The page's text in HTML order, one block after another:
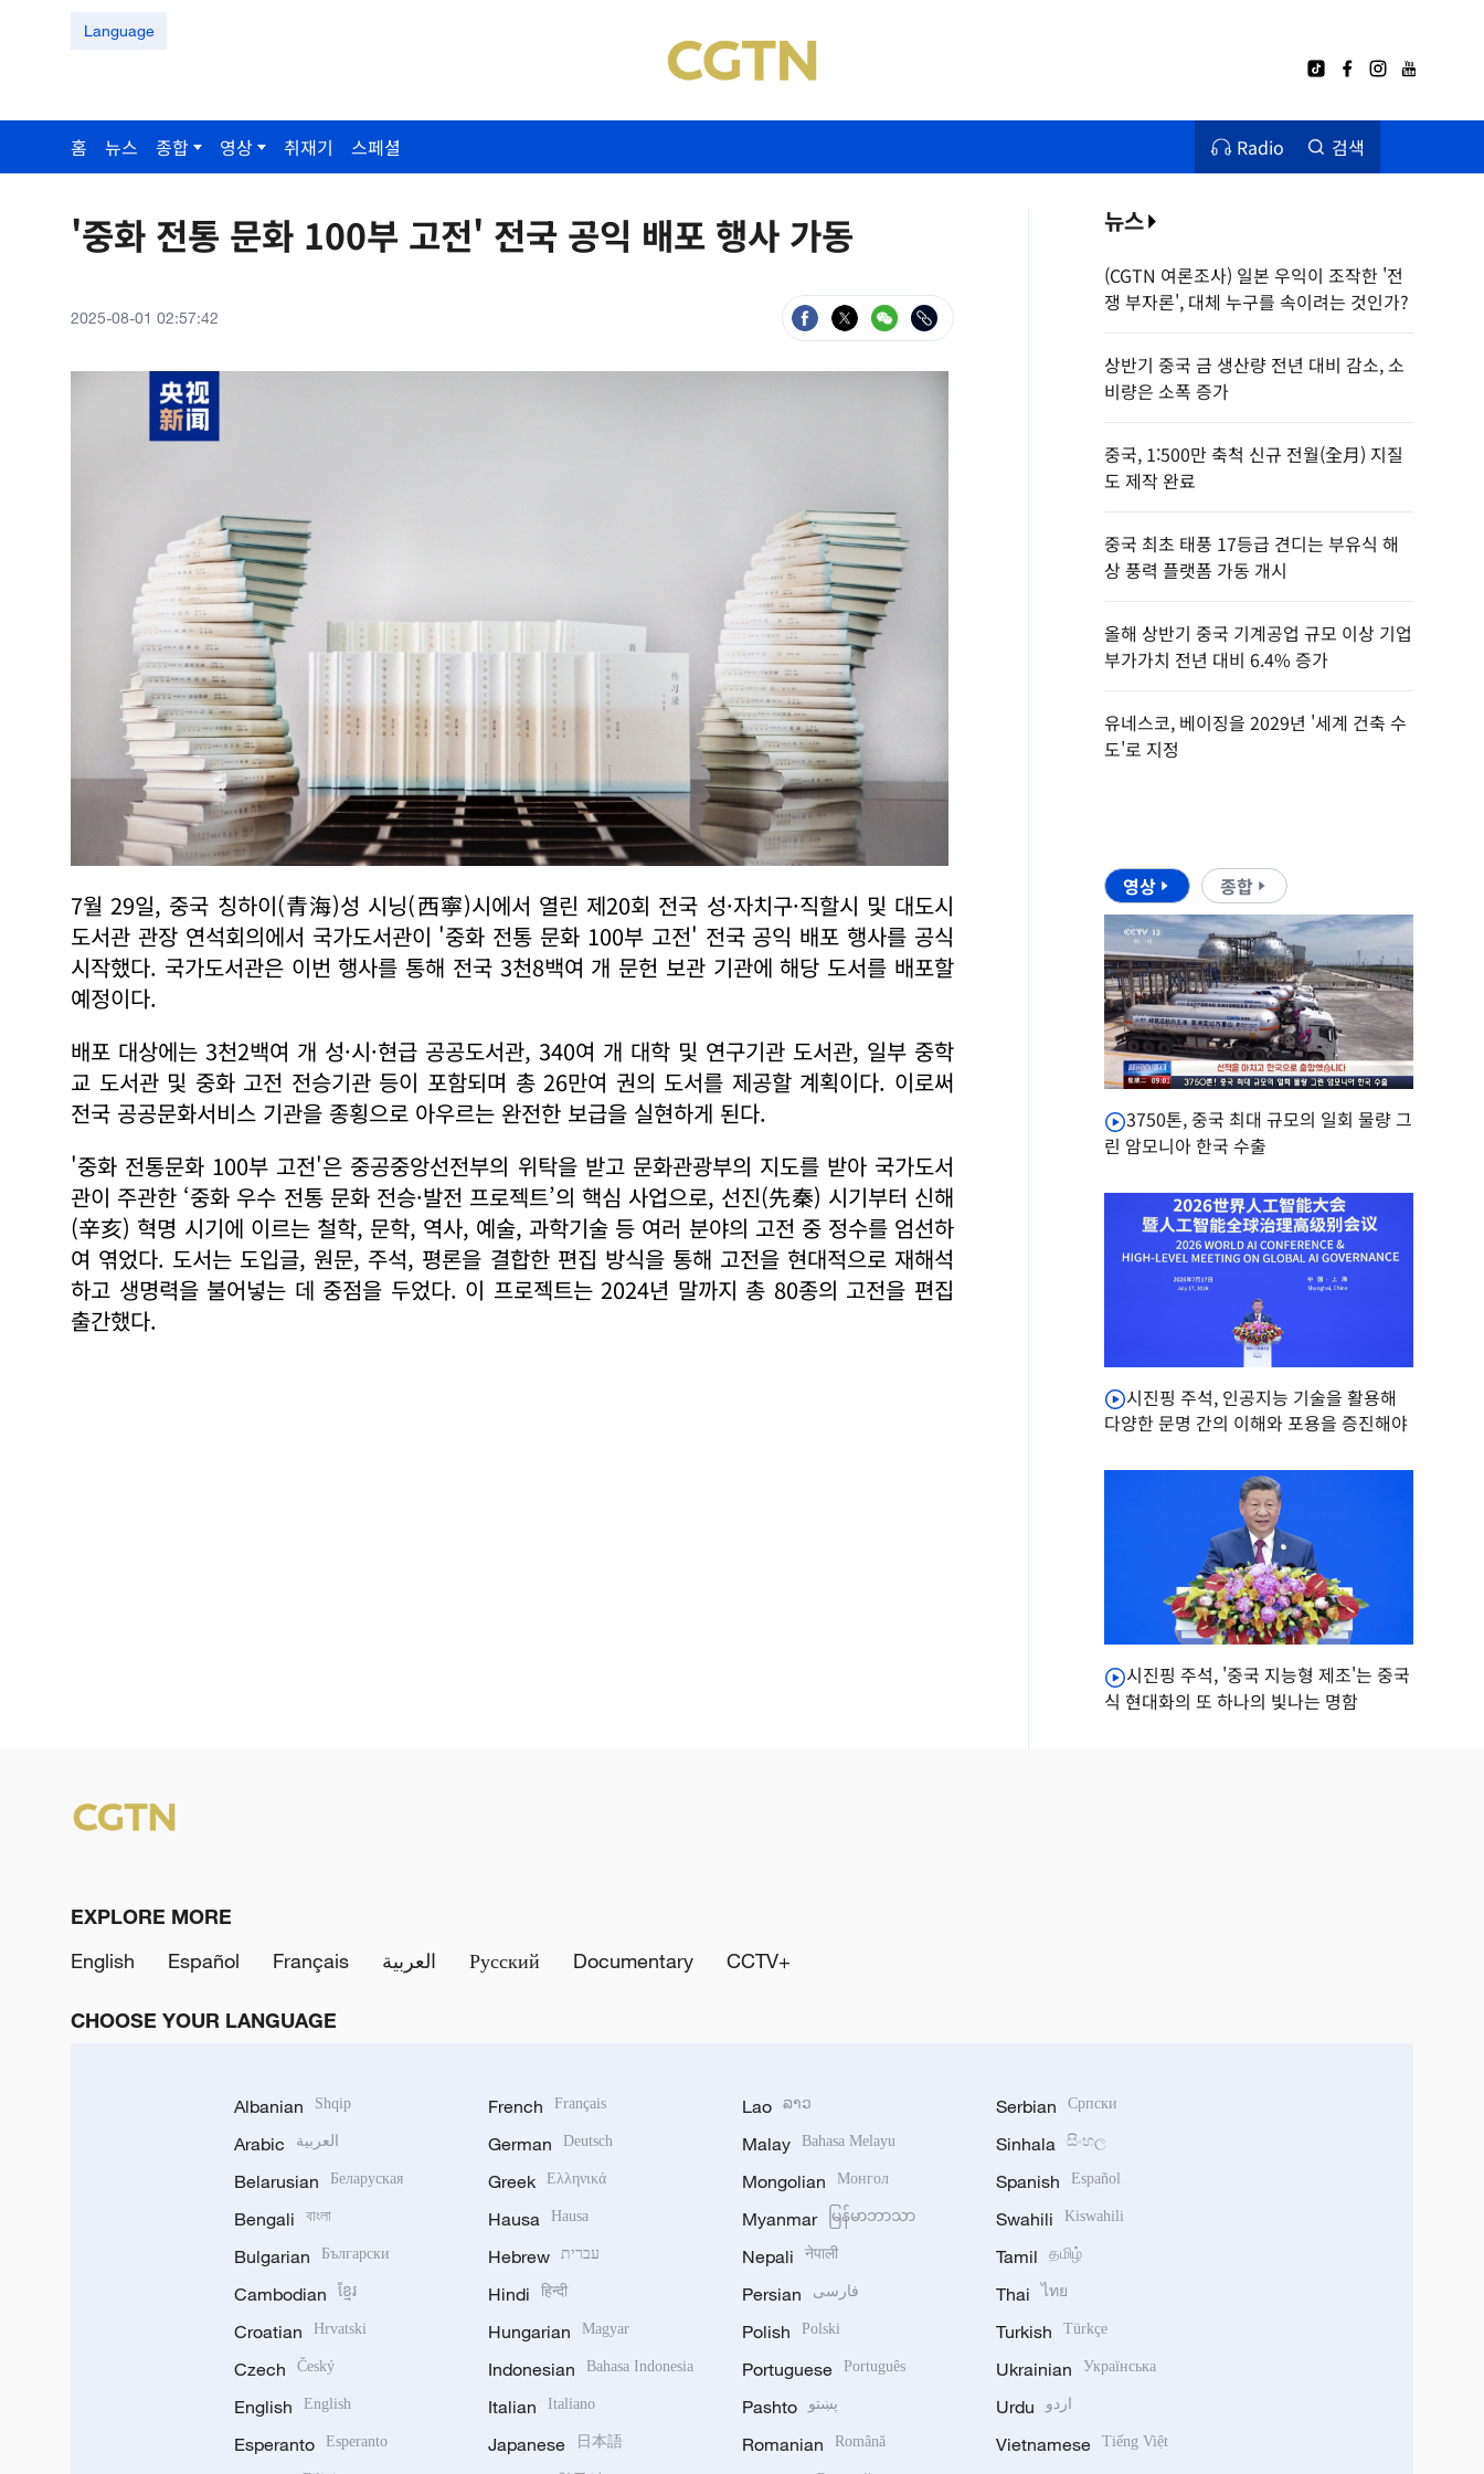
Language
홈 뉴스 종합 영상 취재기 스페셜 Radio 검색
'중화 전통 문화 100부 고전' 전국 공익 배포 행사 가동
2025-08-01 02:57:42
7월 29일, 중국 칭하이(青海)성 시닝(西寧)시에서 열린 제20회 전국 성·자치구·직할시 및 대도시
도서관 관장 연석회의에서 국가도서관이 '중화 전통 문화 100부 고전' 전국 공익 배포 행사를 공식
시작했다. 국가도서관은 이번 행사를 통해 전국 3천8백여 개 문헌 보관 기관에 해당 도서를 배포할
예정이다.
배포 대상에는 3천2백여 개 성·시·현급 공공도서관, 340여 개 대학 및 연구기관 도서관, 일부 중학
교 도서관 및 중화 고전 전승기관 등이 포함되며 총 26만여 권의 도서를 제공할 계획이다. 이로써
전국 공공문화서비스 기관을 종횡으로 아우르는 완전한 보급을 실현하게 된다.
'중화 전통문화 100부 고전'은 중공중앙선전부의 위탁을 받고 문화관광부의 지도를 받아 국가도서
관이 주관한 ‘중화 우수 전통 문화 전승·발전 프로젝트’의 핵심 사업으로, 선진(先秦) 시기부터 신해
(辛亥) 혁명 시기에 이르는 철학, 문학, 역사, 예술, 과학기술 등 여러 분야의 고전 중 정수를 엄선하
여 엮었다. 도서는 도입글, 원문, 주석, 평론을 결합한 편집 방식을 통해 고전을 현대적으로 재해석
하고 생명력을 불어넣는 데 중점을 두었다. 이 프로젝트는 2024년 말까지 총 80종의 고전을 편집
출간했다.
뉴스
(CGTN 여론조사) 일본 우익이 조작한 '전
쟁 부자론', 대체 누구를 속이려는 것인가?
상반기 중국 금 생산량 전년 대비 감소, 소
비량은 소폭 증가
중국, 1:500만 축척 신규 전월(全月) 지질
도 제작 완료
중국 최초 태풍 17등급 견디는 부유식 해
상 풍력 플랫폼 가동 개시
올해 상반기 중국 기계공업 규모 이상 기업
부가가치 전년 대비 6.4% 증가
유네스코, 베이징을 2029년 '세계 건축 수
도'로 지정
영상 종합
3750톤, 중국 최대 규모의 일회 물량 그
린 암모니아 한국 수출
시진핑 주석, 인공지능 기술을 활용해
다양한 문명 간의 이해와 포용을 증진해야
시진핑 주석, '중국 지능형 제조'는 중국
식 현대화의 또 하나의 빛나는 명함
EXPLORE MORE
English
Español Français العربية Русский Documentary CCTV+
CHOOSE YOUR LANGUAGE
Albanian Shqip
Arabic العربية
Belarusian Беларуская
Bengali বাংলা
Bulgarian Български
Cambodian ខ្មែរ
Croatian Hrvatski
Czech Český
English English
Esperanto Esperanto
French Français
German Deutsch
Greek Ελληνικά
Hausa Hausa
Hebrew עברית
Hindi हिन्दी
Hungarian Magyar
Indonesian Bahasa Indonesia
Italian Italiano
Japanese 日本語
Lao ລາວ
Malay Bahasa Melayu
Mongolian Монгол
Myanmar မြန်မာဘာသာ
Nepali नेपाली
Persian فارسی
Polish Polski
Portuguese Português
Pashto پښتو
Romanian Română
Serbian Српски
Sinhala සිංහල
Spanish Español
Swahili Kiswahili
Tamil தமிழ்
Thai ไทย
Turkish Türkçe
Ukrainian Українська
Urdu اردو
Vietnamese Tiếng Việt